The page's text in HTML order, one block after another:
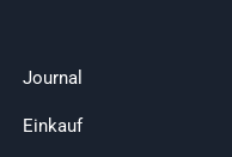
Journal
Einkauf